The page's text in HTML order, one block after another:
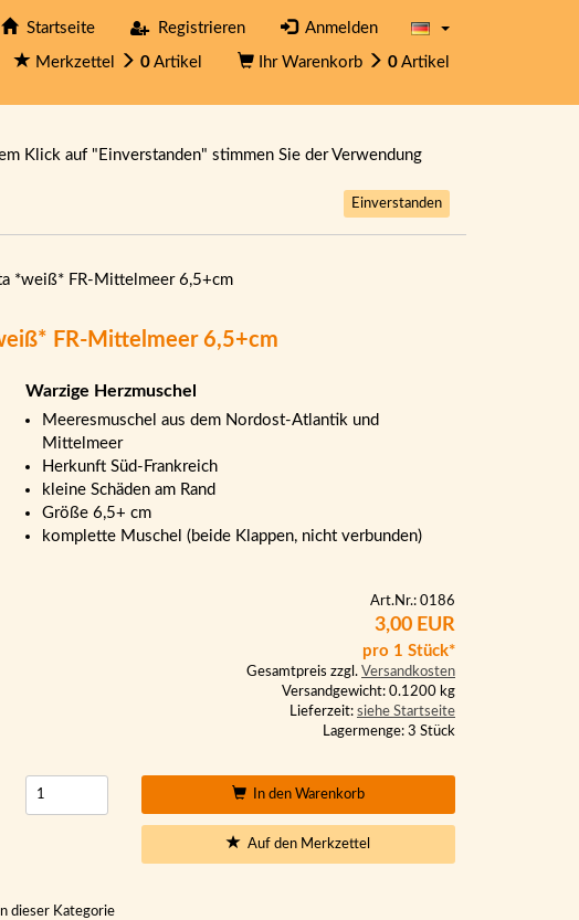
Startseite Registrieren Anmelden
Merkzettel 0 Artikel Ihr Warenkorb 0 Artikel
Klick auf "Einverstanden" stimmen Sie der Verwendung
Einverstanden
*weiß* FR-Mittelmeer 6,5+cm
FR-Mittelmeer 6,5+cm
Warzige Herzmuschel
Meeresmuschel aus dem Nordost-Atlantik und
Mittelmeer
Herkunft Süd-Frankreich
kleine Schäden am Rand
Größe 6,5+ cm
komplette Muschel (beide Klappen, nicht verbunden)
Art.Nr.: 0186
3,00 EUR
pro 1 Stück*
Gesamtpreis zzgl. Versandkosten
Versandgewicht: 0.1200 kg
Lieferzeit: siehe Startseite
Lagermenge: 3 Stück
In den Warenkorb
Auf den Merkzettel
dieser Kategorie